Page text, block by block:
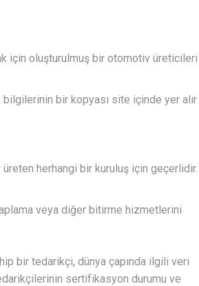
için oluşturulmuş bir otomotiv üreticileri
bilgilerinin bir kopyası site içinde yer alır
herhangi bir kuruluş için geçerlidir.
veya diğer bitirme hizmetlerini
bir tedarikçi, dünya çapında ilgili veri
sertifikasyon durumu ve